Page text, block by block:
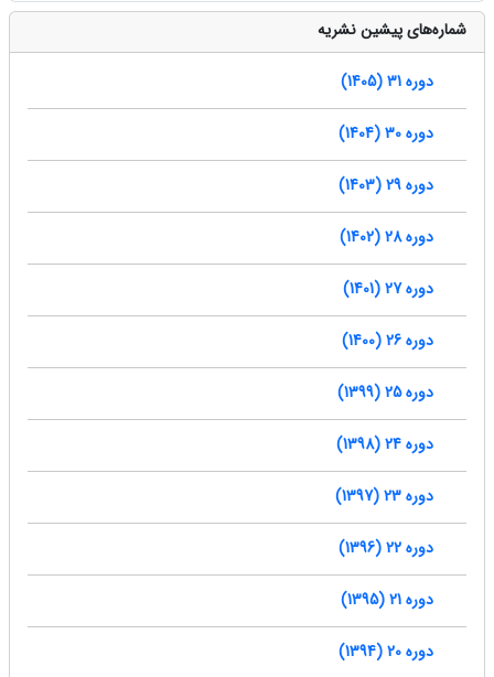
شماره‌های پیشین نشریه
دوره 31 (1405)
دوره 30 (1404)
دوره 29 (1403)
دوره 28 (1402)
دوره 27 (1401)
دوره 26 (1400)
دوره 25 (1399)
دوره 24 (1398)
دوره 23 (1397)
دوره 22 (1396)
دوره 21 (1395)
دوره 20 (1394)